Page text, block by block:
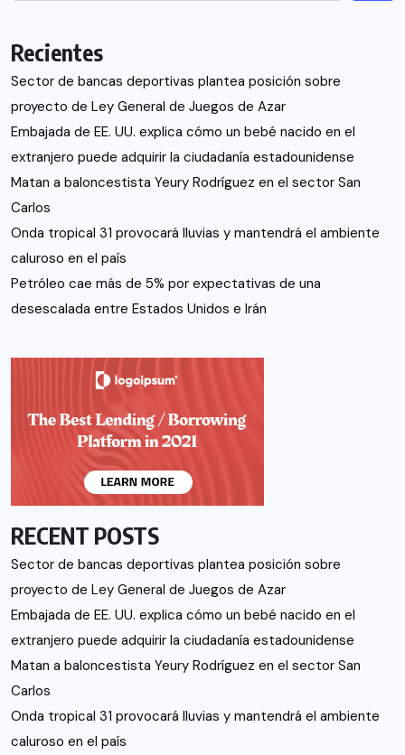
Recientes
Sector de bancas deportivas plantea posición sobre
proyecto de Ley General de Juegos de Azar
Embajada de EE. UU. explica cómo un bebé nacido en el
extranjero puede adquirir la ciudadanía estadounidense
Matan a baloncestista Yeury Rodríguez en el sector San
Carlos
Onda tropical 31 provocará lluvias y mantendrá el ambiente
caluroso en el país
Petróleo cae más de 5% por expectativas de una
desescalada entre Estados Unidos e Irán
RECENT POSTS
Sector de bancas deportivas plantea posición sobre
proyecto de Ley General de Juegos de Azar
Embajada de EE. UU. explica cómo un bebé nacido en el
extranjero puede adquirir la ciudadanía estadounidense
Matan a baloncestista Yeury Rodríguez en el sector San
Carlos
Onda tropical 31 provocará lluvias y mantendrá el ambiente
caluroso en el país